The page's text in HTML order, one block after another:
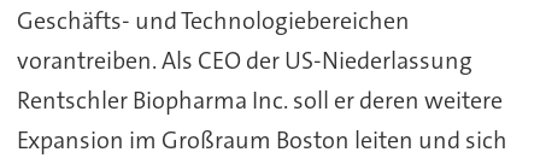
Geschäfts- und Technologiebereichen
vorantreiben. Als CEO der US-Niederlassung
Rentschler Biopharma Inc. soll er deren weitere
Expansion im Großraum Boston leiten und sich